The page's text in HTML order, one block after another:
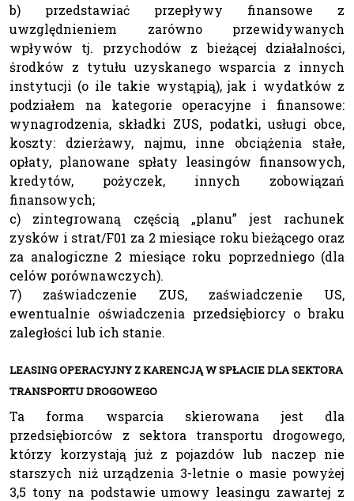
b) przedstawiać przepływy finansowe z
uwzględnieniem zarówno przewidywanych
wpływów tj. przychodów z bieżącej działalności,
środków z tytułu uzyskanego wsparcia z innych
instytucji (o ile takie wystąpią), jak i wydatków z
podziałem na kategorie operacyjne i finansowe:
wynagrodzenia, składki ZUS, podatki, usługi obce,
koszty: dzierżawy, najmu, inne obciążenia stałe,
opłaty, planowane spłaty leasingów finansowych,
kredytów, pożyczek, innych zobowiązań
finansowych;
c) zintegrowaną częścią „planu” jest rachunek
zysków i strat/F01 za 2 miesiące roku bieżącego oraz
za analogiczne 2 miesiące roku poprzedniego (dla
celów porównawczych).
7) zaświadczenie ZUS, zaświadczenie US,
ewentualnie oświadczenia przedsiębiorcy o braku
zaległości lub ich stanie.
LEASING OPERACYJNY Z KARENCJĄ W SPŁACIE DLA SEKTORA
TRANSPORTU DROGOWEGO
Ta forma wsparcia skierowana jest dla
przedsiębiorców z sektora transportu drogowego,
którzy korzystają już z pojazdów lub naczep nie
starszych niż urządzenia 3-letnie o masie powyżej
3,5 tony na podstawie umowy leasingu zawartej z